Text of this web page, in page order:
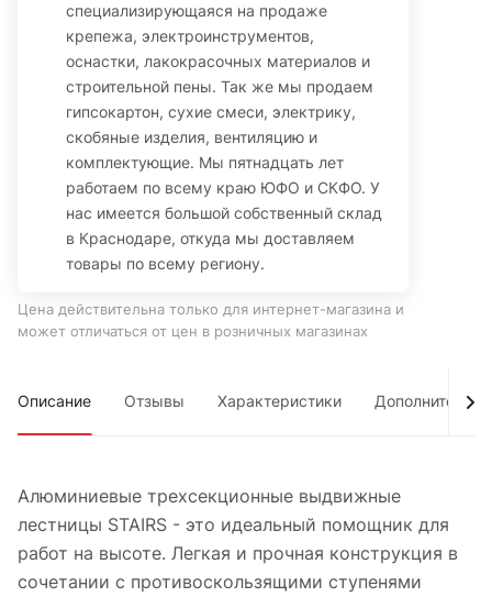
специализирующаяся на продаже
крепежа, электроинструментов,
оснастки, лакокрасочных материалов и
строительной пены. Так же мы продаем
гипсокартон, сухие смеси, электрику,
скобяные изделия, вентиляцию и
комплектующие. Мы пятнадцать лет
работаем по всему краю ЮФО и СКФО. У
нас имеется большой собственный склад
в Краснодаре, откуда мы доставляем
товары по всему региону.
Цена действительна только для интернет-магазина и
может отличаться от цен в розничных магазинах
Описание Отзывы Характеристики Дополнительно
Алюминиевые трехсекционные выдвижные
лестницы STAIRS - это идеальный помощник для
работ на высоте. Легкая и прочная конструкция в
сочетании с противоскользящими ступенями